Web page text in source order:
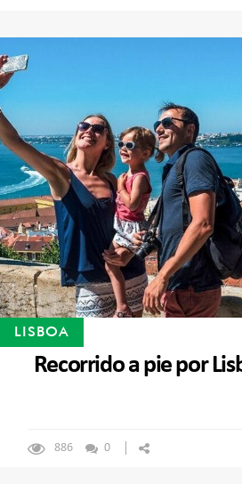
LISBOA
Recorrido a pie por
886 0